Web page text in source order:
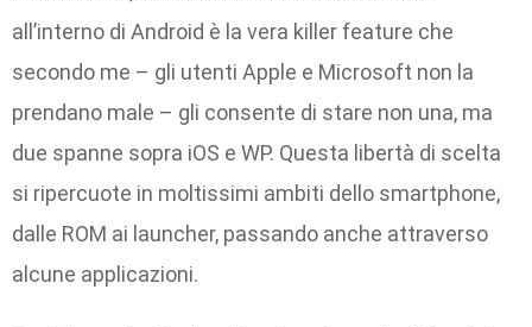
all’interno di Android è la vera killer feature che
secondo me – gli utenti Apple e Microsoft non la
prendano male – gli consente di stare non una, ma
due spanne sopra iOS e WP. Questa libertà di scelta
si ripercuote in moltissimi ambiti dello smartphone,
dalle ROM ai launcher, passando anche attraverso
alcune applicazioni.